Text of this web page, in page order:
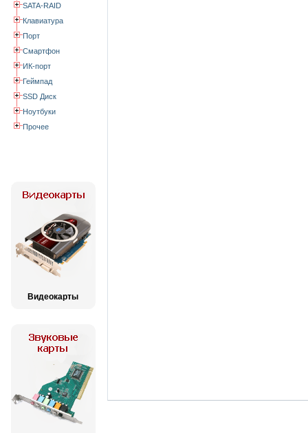
SATA-RAID
Клавиатура
Порт
Смартфон
ИК-порт
Геймпад
SSD Диск
Ноутбуки
Прочее
Видеокарты